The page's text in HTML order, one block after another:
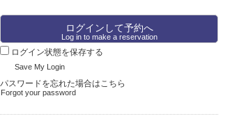
Log in to make a reservation
ログイン状態を保存する
Save My Login
パスワードを忘れた場合はこちら
Forgot your password